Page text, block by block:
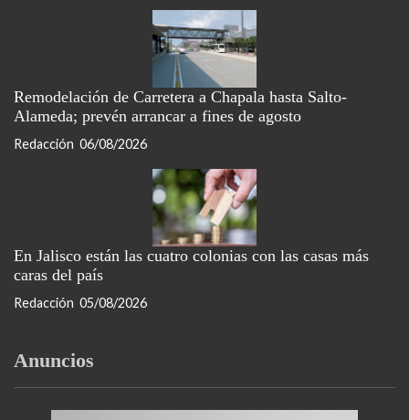
Remodelación de Carretera a Chapala hasta Salto-
Alameda; prevén arrancar a fines de agosto
Redacción 06/08/2026
En Jalisco están las cuatro colonias con las casas más
caras del país
Redacción 05/08/2026
Anuncios